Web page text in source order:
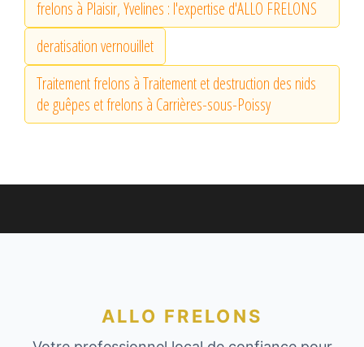
frelons à Plaisir, Yvelines : l'expertise d'ALLO FRELONS
deratisation vernouillet
Traitement frelons à Traitement et destruction des nids
de guêpes et frelons à Carrières-sous-Poissy
ALLO FRELONS